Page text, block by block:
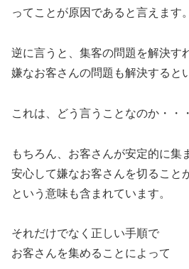
ってことが原因であると言えます。
逆に言うと、集客の問題を解決す
嫌なお客さんの問題も解決すると
これは、どう言うことなのか・・・
もちろん、お客さんが安定的に集
安心して嫌なお客さんを切ること
という意味も含まれています。
それだけでなく正しい手順で
お客さんを集めることによって